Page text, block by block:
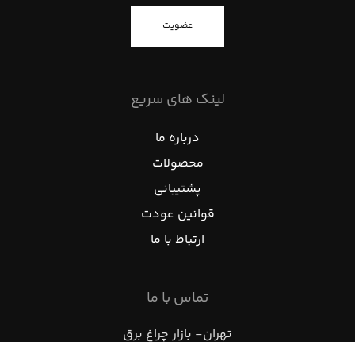
عضویت
لینک های سریع
درباره ما
محصولات
پشتیبانی
قوانین عودت
ارتباط با ما
تماس با ما
تهران- بازار چراغ برق